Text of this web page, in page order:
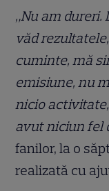
„Nu am
văd
cuminte, mă
emisiune, nu
nicio
avut niciun fel
fanilor, la o
realizată cu